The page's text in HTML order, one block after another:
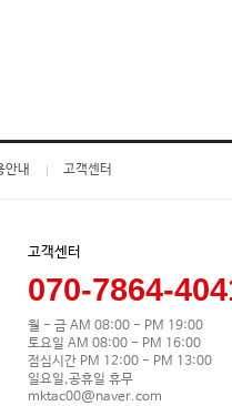
안내 고객센터
고객센터
070-7864-
월 - 금 AM 08:00 - PM 19:00
토요일 AM 08:00 - PM 16:00
점심시간 PM 12:00 - PM 13:00
일요일,공휴일 휴무
mktac00@naver.com